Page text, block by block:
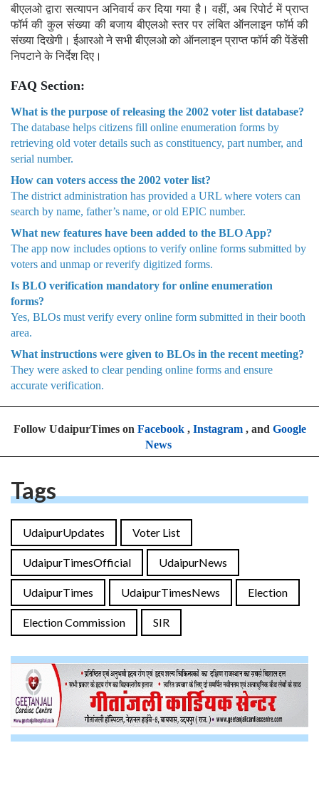
बीएलओ द्वारा सत्यापन अनिवार्य कर दिया गया है। वहीं, अब रिपोर्ट में प्राप्त
फॉर्म की कुल संख्या की बजाय बीएलओ स्तर पर लंबित ऑनलाइन फॉर्म की
संख्या दिखेगी। ईआरओ ने सभी बीएलओ को ऑनलाइन प्राप्त फॉर्म की पेंडेंसी
निपटाने के निर्देश दिए।
FAQ Section:
What is the purpose of releasing the 2002 voter list database?
The database helps citizens fill online enumeration forms by
retrieving old voter details such as constituency, part number, and
serial number.
How can voters access the 2002 voter list?
The district administration has provided a URL where voters can
search by name, father’s name, or old EPIC number.
What new features have been added to the BLO App?
The app now includes options to verify online forms submitted by
voters and unmap or reverify digitized forms.
Is BLO verification mandatory for online enumeration
forms?
Yes, BLOs must verify every online form submitted in their booth
area.
What instructions were given to BLOs in the recent meeting?
They were asked to clear pending online forms and ensure
accurate verification.
Follow UdaipurTimes on Facebook, Instagram, and Google
News
Tags
UdaipurUpdates Voter List
UdaipurTimesOfficial UdaipurNews
UdaipurTimes UdaipurTimesNews Election
Election Commission SIR